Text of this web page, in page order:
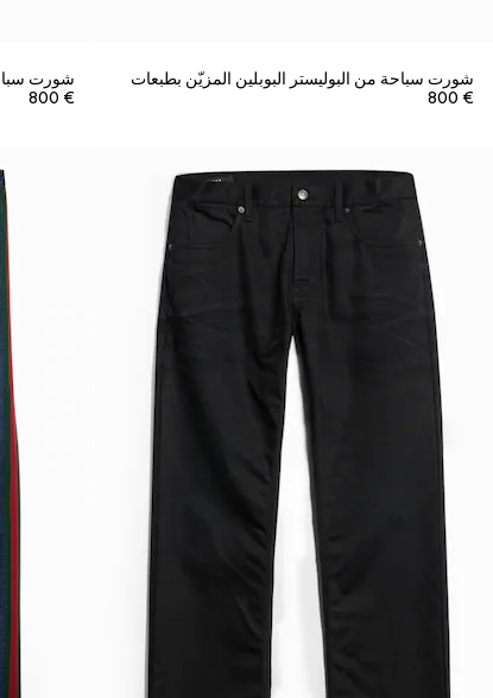
شورت سباحة من البوليستر البوبلين المزيّن بطبعات
€ 800
شورت
€ 800